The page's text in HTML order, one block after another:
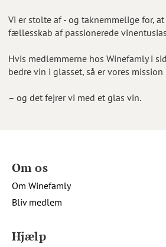
Vi er stolte af - og taknemmelige for,
fællesskab af passionerede
Hvis medlemmerne hos Winefamly i
bedre vin i glasset, så er vores mission
– og det fejrer vi med et glas vin.
Om os
Om Winefamly
Bliv medlem
Hjælp